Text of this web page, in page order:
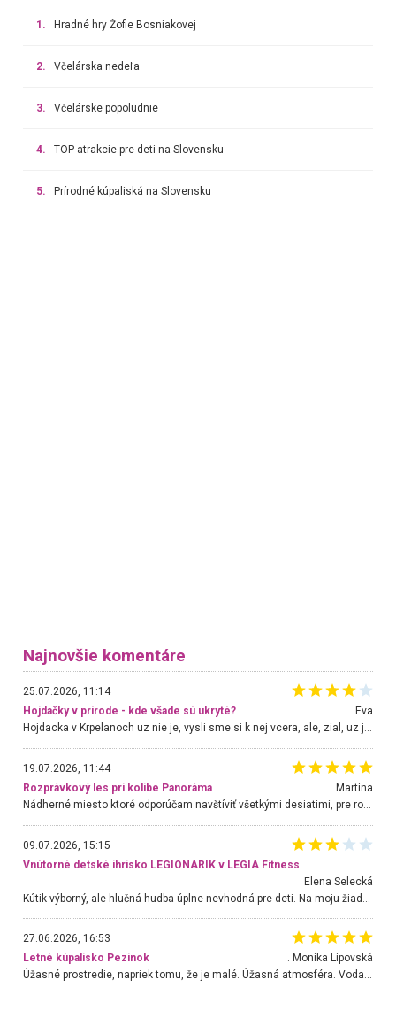
1. Hradné hry Žofie Bosniakovej
2. Včelárska nedeľa
3. Včelárske popoludnie
4. TOP atrakcie pre deti na Slovensku
5. Prírodné kúpaliská na Slovensku
Najnovšie komentáre
25.07.2026, 11:14
Hojdačky v prírode - kde všade sú ukryté?
Eva
Hojdacka v Krpelanoch uz nie je, vysli sme si k nej vcera, ale, zial, uz je znicena. Ak sem planujete cestu len kvoli hojdacke, mozete si ju usetrit. Krasny vyhlad je tu vsak aj bez hojdacky :-)
19.07.2026, 11:44
Rozprávkový les pri kolibe Panoráma
Martina
Nádherné miesto ktoré odporúčam navštíviť všetkými desiatimi, pre rodiny s deťmi, dôchodcom... Proste a jednoducho ozaj rozprávkový les.. určite ešte prídeme. Odniesli sme si na pamiatku krásne tričká,
09.07.2026, 15:15
Vnútorné detské ihrisko LEGIONARIK v LEGIA Fitness
Elena Selecká
27.06.2026, 16:53
Letné kúpalisko Pezinok
. Monika Lipovská
Úžasné prostredie, napriek tomu, že je malé. Úžasná atmosféra. Voda fantastická a nádherná. Ľudí je pomerne veľa, ale su mili a ohľaduplní. Je veľmi zaujímavé sledovať, ako dokážu spolu športovať cudzí ľudia a bez ohľadu na vek. Vládne tu pohoda. Vnuka neviem dostať z vody. Ďakujem za krásny deň . Urcite sa sem vrátim. Jediný problém je s parkovaním, ale aj ten sa mi podarilo vyriešiť. Monika Bratislava